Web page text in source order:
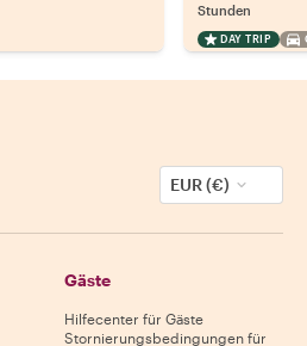
Stunden
DAY TRIP
EUR (€)
Gäste
Hilfecenter für Gäste
Stornierungsbedingungen für